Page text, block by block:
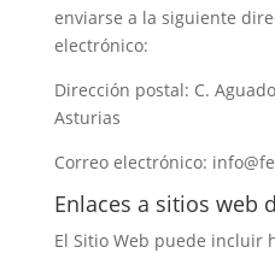
enviarse a la siguiente
electrónico:
Dirección postal: C.
Asturias
Correo electrónico:
Enlaces a sitios web
El Sitio Web puede incluir